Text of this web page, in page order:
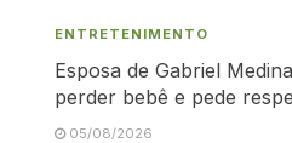
ENTRETENIMENTO
Esposa de Gabriel
perder bebê e pede
05/08/2026